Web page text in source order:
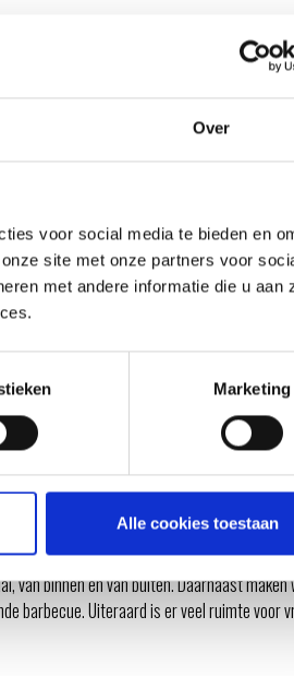
Over
voor social media te bieden en
site met onze partners voor
met andere informatie die u aan
Marketing
Alle cookies toestaan
Deze
lekkerste en gaafste gerechten.
bier van RockCity. Per seizoen hebben we
serveren bij elk gerecht een
Of precies weten hoe een barbecue in
de workshop die je zoekt. Tijdens deze
van binnen en van buiten. Daarnaast
barbecue. Uiteraard is er veel ruimte voor